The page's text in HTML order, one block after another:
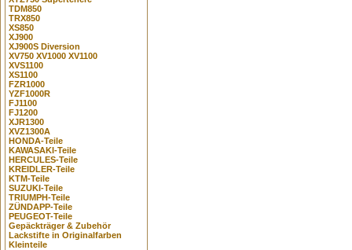
TDM850
TRX850
XS850
XJ900
XJ900S Diversion
XV750 XV1000 XV1100
XVS1100
XS1100
FZR1000
YZF1000R
FJ1100
FJ1200
XJR1300
XVZ1300A
HONDA-Teile
KAWASAKI-Teile
HERCULES-Teile
KREIDLER-Teile
KTM-Teile
SUZUKI-Teile
TRIUMPH-Teile
ZÜNDAPP-Teile
PEUGEOT-Teile
Gepäckträger & Zubehör
Lackstifte in Originalfarben
Kleinteile